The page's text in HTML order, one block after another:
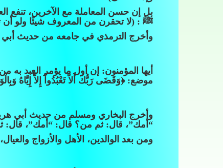
بل إن حسن المعاملة مع الآخرين، تنفع
ﷺ : (لا تحقرن من المعروف شيئًا ولو
وأخرج الترمذي في جامعه من حديث
أيها المؤمنون: إن أول ما يؤمر العبد
موضع: ﴿وَقَضَى رَبُّكَ أَلاَّ تَعْبُدُواْ إِلاَّ إِيَّاهُ وَبِالْوَالِدَيْنِ إِحْسَانًا﴾ الإسراء: 23. وقال:
وأخرج البخاري ومسلم من حديث أبي
“أمك”، قال: ثم من؟ قال: “أمك”، قال:
ومن بعد الوالدين، الأهل والأزواج